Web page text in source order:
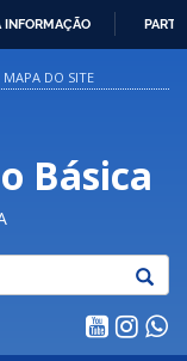
INFORMAÇÃO
MAPA DO SITE
Básica